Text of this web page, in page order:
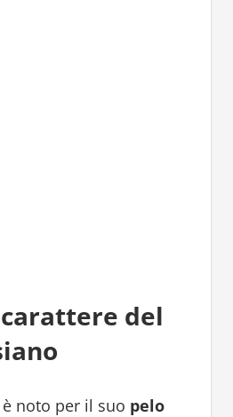
del
noto per il suo pelo